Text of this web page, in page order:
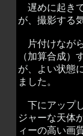
遅めに起き
が、撮影する
片付けなが
（加算合成
が、よい状態
ました。
下にアップ
ジャーな天体
ィーの高い画